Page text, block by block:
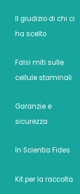
Il giudizio di chi ci
ha scelto
Falsi miti sulle
cellule staminali
Garanzie e
sicurezza
In Scientia Fides
Kit per la raccolta